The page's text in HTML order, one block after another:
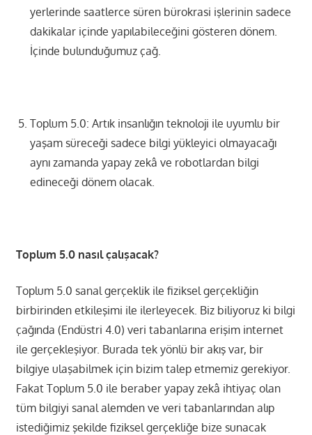
yerlerinde saatlerce süren bürokrasi işlerinin sadece
dakikalar içinde yapılabileceğini gösteren dönem.
İçinde bulunduğumuz çağ.
Toplum 5.0: Artık insanlığın teknoloji ile uyumlu bir
yaşam süreceği sadece bilgi yükleyici olmayacağı
aynı zamanda yapay zekâ ve robotlardan bilgi
edineceği dönem olacak.
Toplum 5.0 nasıl çalışacak?
Toplum 5.0 sanal gerçeklik ile fiziksel gerçekliğin
birbirinden etkileşimi ile ilerleyecek. Biz biliyoruz ki bilgi
çağında (Endüstri 4.0) veri tabanlarına erişim internet
ile gerçekleşiyor. Burada tek yönlü bir akış var, bir
bilgiye ulaşabilmek için bizim talep etmemiz gerekiyor.
Fakat Toplum 5.0 ile beraber yapay zekâ ihtiyaç olan
tüm bilgiyi sanal alemden ve veri tabanlarından alıp
istediğimiz şekilde fiziksel gerçekliğe bize sunacak